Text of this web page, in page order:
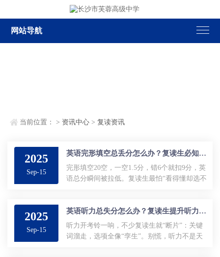
网站导航
当前位置： > 资讯中心 >复读资讯
2025
Sep-15
英语完形填空总丢分怎么办？复读生必知解题技巧
完形填空20空，一空1.5分，错6个就扣9分，英
语总分瞬间被拉低。复读生最怕“看得懂却选不
2025
Sep-15
英语听力总失分怎么办？复读生提升听力水平的方法
听力开考铃一响，不少复读生就“断片”：关键
词溜走，选项全像“孪生”。别慌，听力不是天